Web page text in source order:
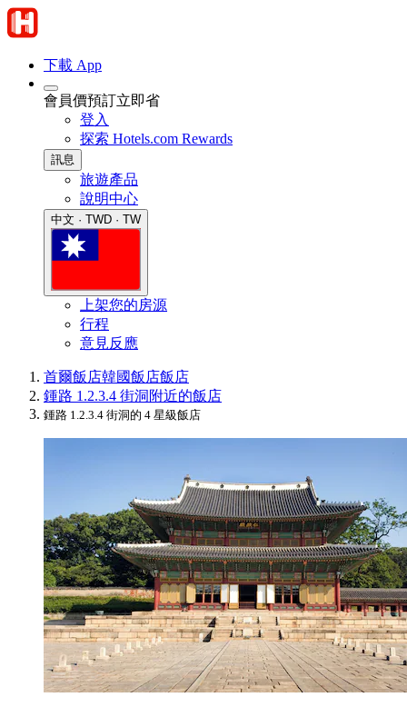
下載 App
會員價預訂立即省
登入
探索 Hotels.com Rewards
訊息
旅遊產品
說明中心
中文 · TWD · TW
上架您的房源
行程
意見反應
首爾飯店韓國飯店飯店
鍾路 1.2.3.4 街洞附近的飯店
鍾路 1.2.3.4 街洞的 4 星級飯店